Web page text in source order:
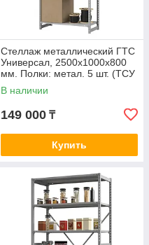
Стеллаж металлический ГТС
Универсал, 2500x1000x800
мм. Полки: метал. 5 шт. (ТСУ
25100850)
В наличии
149 000 ₸
Купить